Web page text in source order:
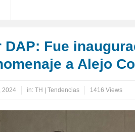
DAP: Fue
a Alejo
2024 in: TH | Tendencias 1416 Views